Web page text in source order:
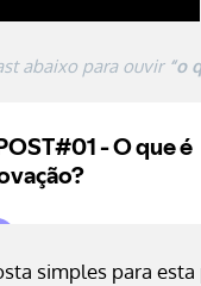
abaixo para ouvir “o
simples para